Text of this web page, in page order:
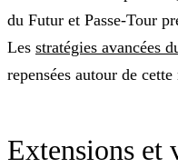
du Futur et Passe-Tour
Les stratégies avancées
repensées autour de
Extensions et